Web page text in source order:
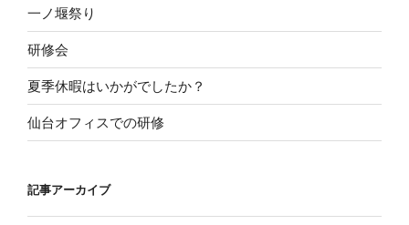
一ノ堰祭り
研修会
夏季休暇はいかがでしたか？
仙台オフィスでの研修
記事アーカイブ